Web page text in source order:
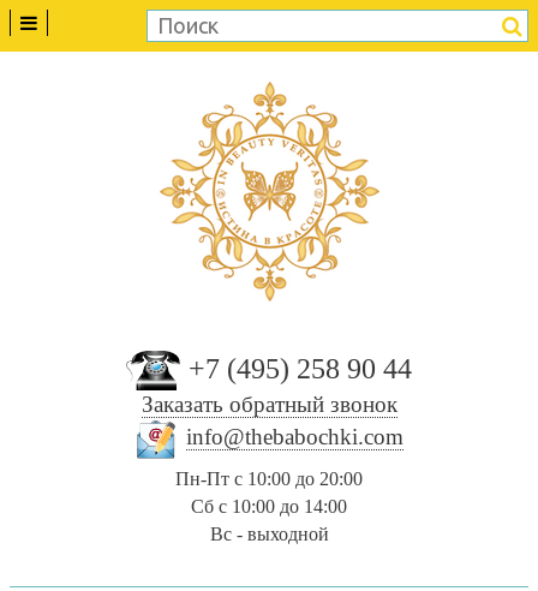
+7 (495) 258 90 44
Заказать обратный звонок
info@thebabochki.com
Пн-Пт с 10:00 до 20:00
Сб с 10:00 до 14:00
Вс - выходной